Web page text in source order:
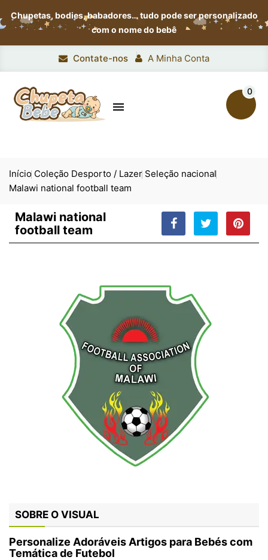
Chupetas, bodies, babadores…tudo pode ser personalizado
com o nome do bebê
Contate-nos A Minha Conta

0
Início Coleção Desporto / Lazer Seleção nacional
Malawi national football team
Malawi national
football team
SOBRE O VISUAL
Personalize Adoráveis Artigos para Bebés com
Temática de Futebol